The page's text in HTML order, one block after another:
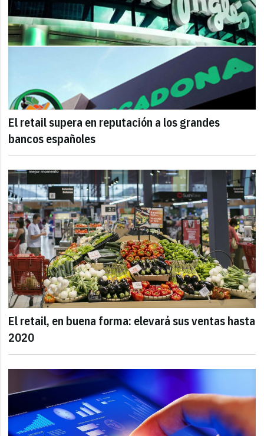
El retail supera en reputación a los grandes
bancos españoles
El retail, en buena forma: elevará sus ventas hasta
2020